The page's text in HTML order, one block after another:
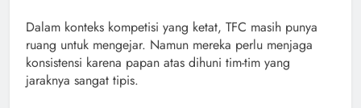
Dalam konteks kompetisi yang ketat, TFC masih punya
ruang untuk mengejar. Namun mereka perlu menjaga
konsistensi karena papan atas dihuni tim-tim yang
jaraknya sangat tipis.